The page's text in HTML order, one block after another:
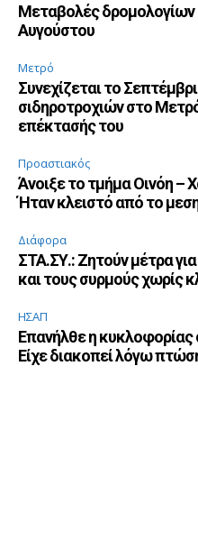
Μεταβολές
Αυγούστου
Μετρό
Συνεχίζεται το
σιδηροτροχιών στο
επέκτασής του
Προαστιακός
Άνοιξε το τμήμα Οινόη –
Ήταν κλειστό από το
Διάφορα
ΣΤΑ.ΣΥ.: Ζητούν μέτρα
και τους συρμούς χωρίς
ΗΣΑΠ
Επανήλθε η
Είχε διακοπεί λόγω